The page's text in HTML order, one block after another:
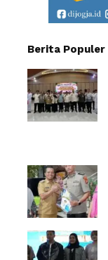
Berita Populer